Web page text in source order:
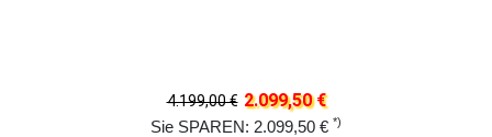
4.199,00 € 2.099,50 €
Sie SPAREN: 2.099,50 € *)